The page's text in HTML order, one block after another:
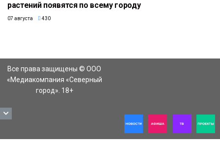
растений появятся по всему городу
07 августа 430
Все права защищены © ООО
«Медиакомпания «Северный
город». 18+